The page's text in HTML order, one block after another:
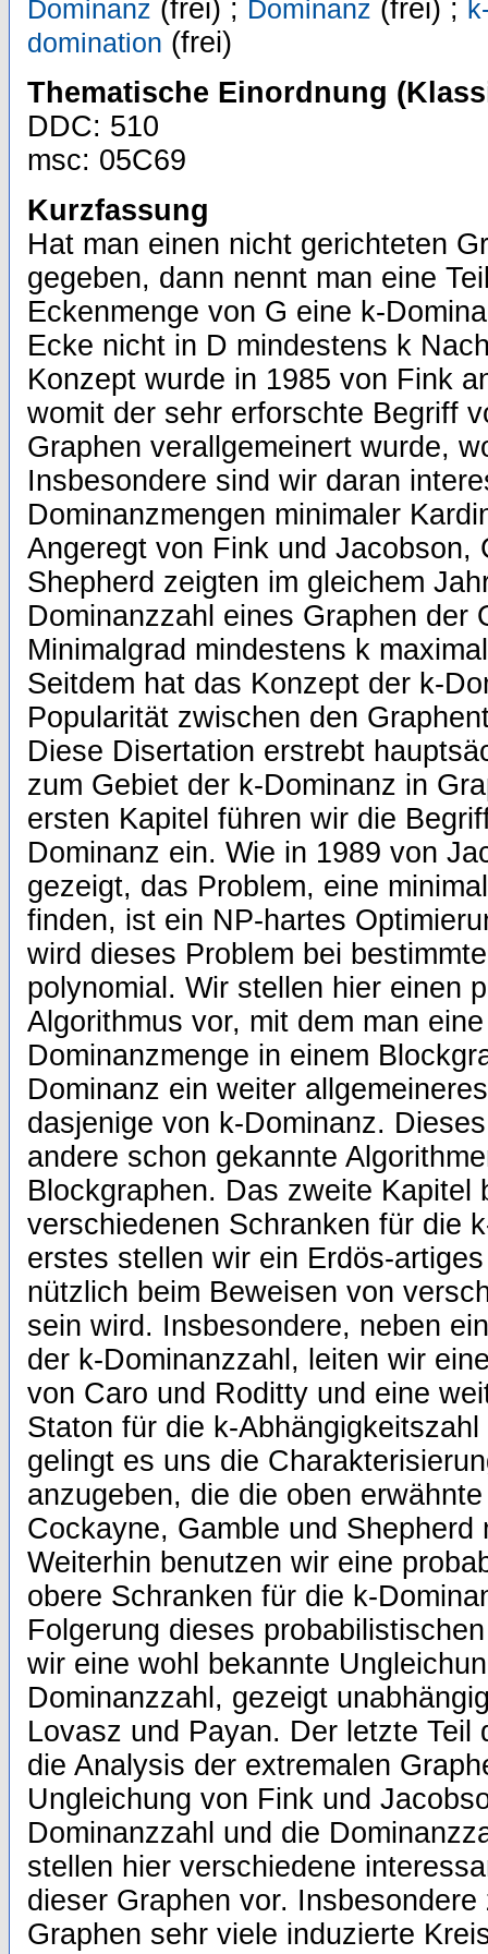
Dominanz (frei) ; Dominanz (frei) ;
domination (frei)
Thematische Einordnung
DDC: 510
msc: 05C69
Kurzfassung
Hat man einen nicht gerichteten
gegeben, dann nennt man eine
Eckenmenge von G eine k-
Ecke nicht in D mindestens k
Konzept wurde in 1985 von Fink
womit der sehr erforschte Begriff
Graphen verallgemeinert wurde,
Insbesondere sind wir daran
Dominanzmengen minimaler
Angeregt von Fink und Jacobson,
Shepherd zeigten im gleichem
Dominanzzahl eines Graphen der
Minimalgrad mindestens k
Seitdem hat das Konzept der k-
Popularität zwischen den
Diese Disertation erstrebt
zum Gebiet der k-Dominanz in
ersten Kapitel führen wir die
Dominanz ein. Wie in 1989 von
gezeigt, das Problem, eine
finden, ist ein NP-hartes
wird dieses Problem bei
polynomial. Wir stellen hier einen
Algorithmus vor, mit dem man
Dominanzmenge in einem
Dominanz ein weiter
dasjenige von k-Dominanz.
andere schon gekannte
Blockgraphen. Das zweite Kapitel
verschiedenen Schranken für die
erstes stellen wir ein Erdös-
nützlich beim Beweisen von
sein wird. Insbesondere, neben
der k-Dominanzzahl, leiten wir
von Caro und Roditty und eine
Staton für die k-
gelingt es uns die
anzugeben, die die oben
Cockayne, Gamble und
Weiterhin benutzen wir eine
obere Schranken für die k-
Folgerung dieses
wir eine wohl bekannte
Dominanzzahl, gezeigt
Lovasz und Payan. Der letzte Teil
die Analysis der extremalen
Ungleichung von Fink und
Dominanzzahl und die
stellen hier verschiedene
dieser Graphen vor.
Graphen sehr viele induzierte